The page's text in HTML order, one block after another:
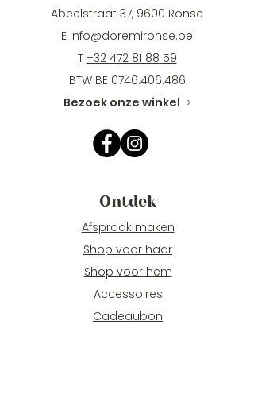
Abeelstraat 37, 9600 Ronse
E info@doremironse.be
T +32 472 81 88 59
BTW BE 0746.406.486
Bezoek onze winkel >
Ontdek
Afspraak maken
Shop voor haar
Shop voor hem
Accessoires
Cadeaubon